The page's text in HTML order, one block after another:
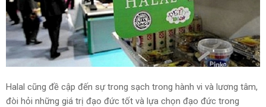
Halal cũng đề cập đến sự trong sạch trong hành vi và lương tâm,
đòi hỏi những giá trị đạo đức tốt và lựa chọn đạo đức trong